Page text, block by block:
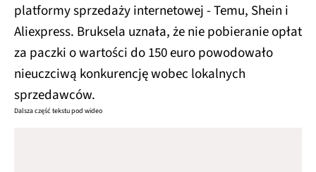
platformy sprzedaży internetowej - Temu, Shein i
Aliexpress. Bruksela uznała, że nie pobieranie opłat
za paczki o wartości do 150 euro powodowało
nieuczciwą konkurencję wobec lokalnych
sprzedawców.
Dalsza część tekstu pod wideo